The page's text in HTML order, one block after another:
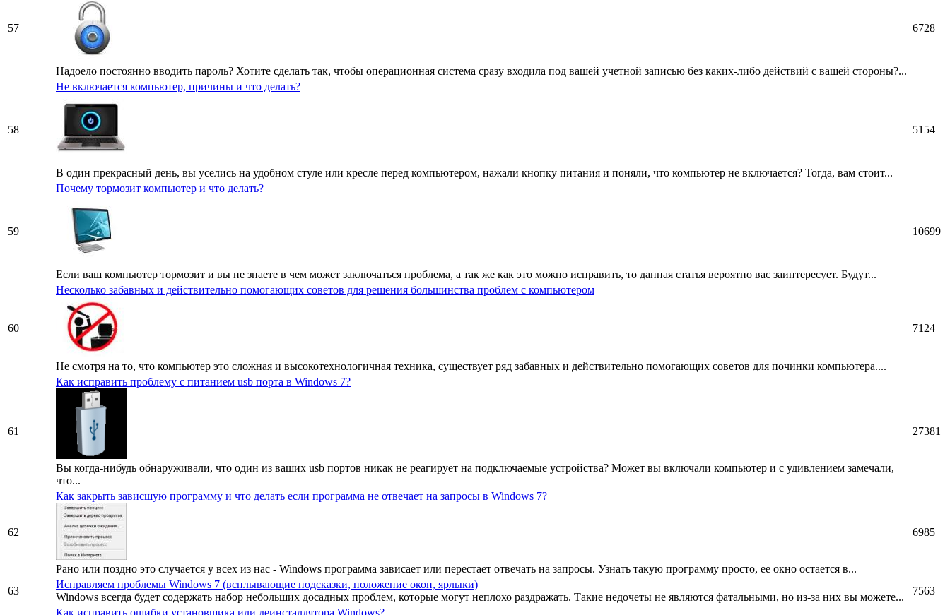
57
Надоело постоянно вводить пароль? Хотите сделать так, чтобы операционная система сразу входила под вашей учетной записью без каких-либо действий с вашей стороны?...
6728
58
Не включается компьютер, причины и что делать?
В один прекрасный день, вы уселись на удобном стуле или кресле перед компьютером, нажали кнопку питания и поняли, что компьютер не включается? Тогда, вам стоит...
5154
59
Почему тормозит компьютер и что делать?
Если ваш компьютер тормозит и вы не знаете в чем может заключаться проблема, а так же как это можно исправить, то данная статья вероятно вас заинтересует. Будут...
10699
60
Несколько забавных и действительно помогающих советов для решения большинства проблем c компьютером
Не смотря на то, что компьютер это сложная и высокотехнологичная техника, существует ряд забавных и действительно помогающих советов для починки компьютера....
7124
61
Как исправить проблему с питанием usb порта в Windows 7?
Вы когда-нибудь обнаруживали, что один из ваших usb портов никак не реагирует на подключаемые устройства? Может вы включали компьютер и с удивлением замечали,
что...
27381
62
Как закрыть зависшую программу и что делать если программа не отвечает на запросы в Windows 7?
Рано или поздно это случается у всех из нас - Windows программа зависает или перестает отвечать на запросы. Узнать такую программу просто, ее окно остается в...
6985
63
Исправляем проблемы Windows 7 (всплывающие подсказки, положение окон, ярлыки)
Windows всегда будет содержать набор небольших досадных проблем, которые могут неплохо раздражать. Такие недочеты не являются фатальными, но из-за них вы можете...
7563